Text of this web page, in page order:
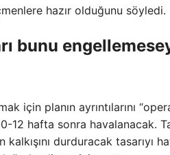
hazır olduğunu söyledi.
bunu
için planın ayrıntılarını
12 hafta sonra havalanacak.
kalkışını durduracak